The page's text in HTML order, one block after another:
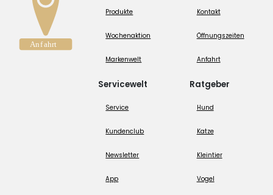
Produkte
Wochenaktion
Markenwelt
Servicewelt
Service
Kundenclub
Newsletter
App
Kontakt
Öffnungszeiten
Anfahrt
Ratgeber
Hund
Katze
Kleintier
Vogel